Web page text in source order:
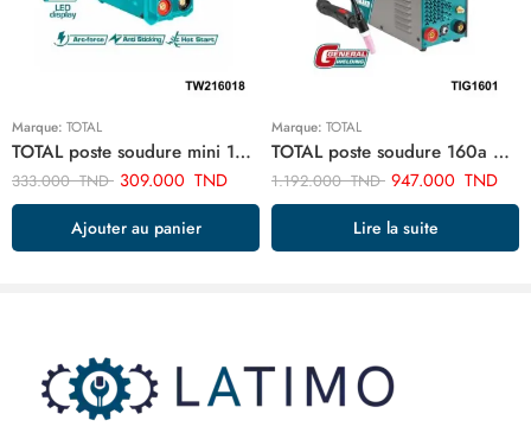
Marque: TOTAL
TOTAL poste soudure mini 160a TW216018
333.000TND 309.000 TND
Ajouter au panier
Marque: TOTAL
TOTAL poste soudure 160a 4.0 tig mma onduleur TIG1601
1.192.000TND 947.000 TND
Lire la suite